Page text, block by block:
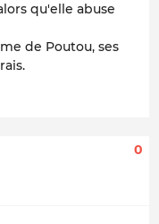
qu'elle abuse
de Poutou, ses
0